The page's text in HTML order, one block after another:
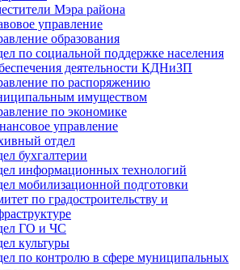
Мэра района
управление
образования
по социальной поддержке населения
деятельности КДНиЗП
по распоряжению
имуществом
по экономике
управление
отдел
бухгалтерии
информационных технологий
мобилизационной подготовки
по градостроительству и
ГО и ЧС
культуры
по контролю в сфере муниципальных